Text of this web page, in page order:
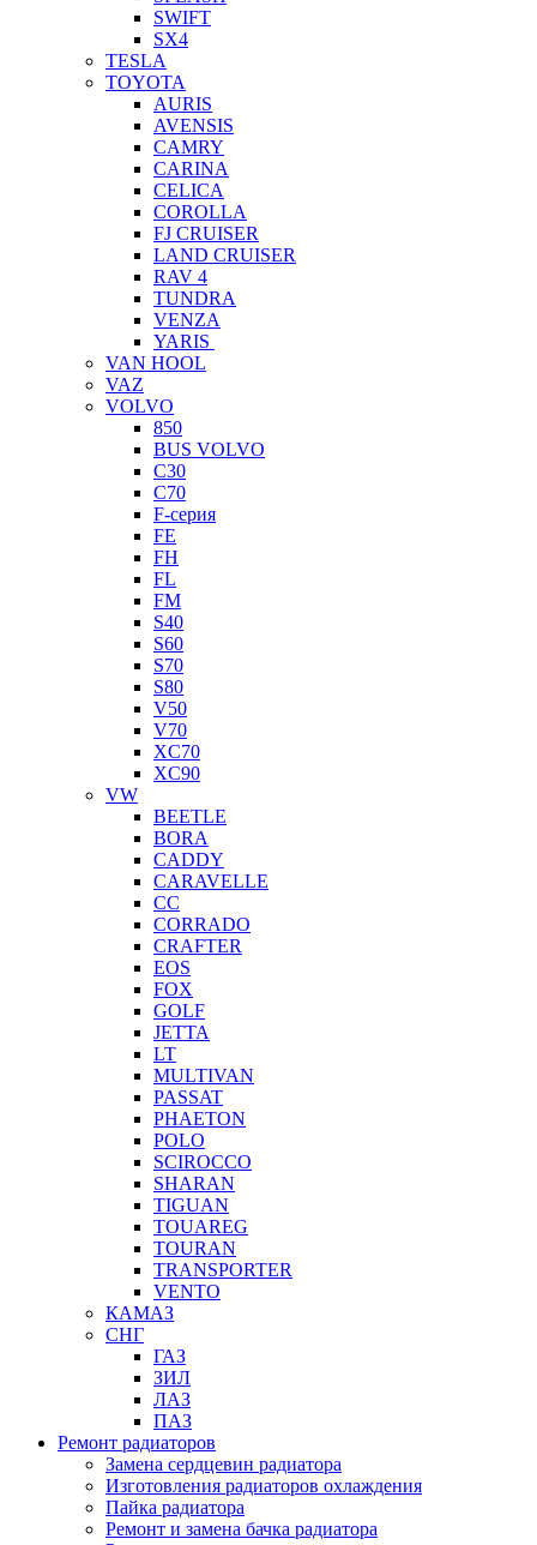
SWIFT
SX4
TESLA
TOYOTA
AURIS
AVENSIS
CAMRY
CARINA
CELICA
COROLLA
FJ CRUISER
LAND CRUISER
RAV 4
TUNDRA
VENZA
YARIS
VAN HOOL
VAZ
VOLVO
850
BUS VOLVO
C30
C70
F-серия
FE
FH
FL
FM
S40
S60
S70
S80
V50
V70
XC70
XC90
VW
BEETLE
BORA
CADDY
CARAVELLE
CC
CORRADO
CRAFTER
EOS
FOX
GOLF
JETTA
LT
MULTIVAN
PASSAT
PHAETON
POLO
SCIROCCO
SHARAN
TIGUAN
TOUAREG
TOURAN
TRANSPORTER
VENTO
КАМАЗ
СНГ
ГАЗ
ЗИЛ
ЛАЗ
ПАЗ
Ремонт радиаторов
Замена сердцевин радиатора
Изготовления радиаторов охлаждения
Пайка радиатора
Ремонт и замена бачка радиатора